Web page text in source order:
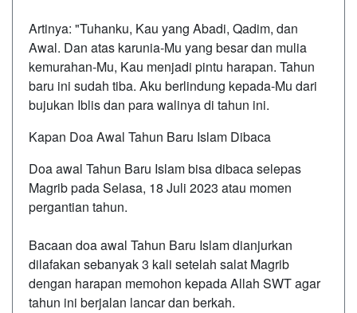
Artinya: "Tuhanku, Kau yang Abadi, Qadim, dan
Awal. Dan atas karunia-Mu yang besar dan mulia
kemurahan-Mu, Kau menjadi pintu harapan. Tahun
baru ini sudah tiba. Aku berlindung kepada-Mu dari
bujukan Iblis dan para walinya di tahun ini.
Kapan Doa Awal Tahun Baru Islam Dibaca
Doa awal Tahun Baru Islam bisa dibaca selepas
Magrib pada Selasa, 18 Juli 2023 atau momen
pergantian tahun.
Bacaan doa awal Tahun Baru Islam dianjurkan
dilafakan sebanyak 3 kali setelah salat Magrib
dengan harapan memohon kepada Allah SWT agar
tahun ini berjalan lancar dan berkah.